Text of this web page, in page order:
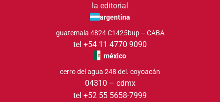
la editorial
argentina
guatemala 4824 C1425bup – CABA
tel +54 11 4770 9090
méxico
cerro del agua 248 del. coyoacán
04310 – cdmx
tel +52 55 5658-7999